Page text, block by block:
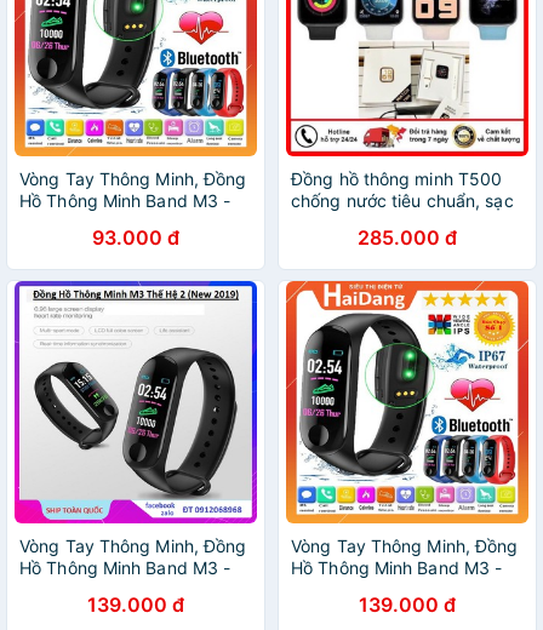
Vòng Tay Thông Minh, Đồng
Hồ Thông Minh Band M3 -
93.000 đ
Đồng hồ thông minh T500
chống nước tiêu chuẩn, sạc
285.000 đ
Vòng Tay Thông Minh, Đồng
Hồ Thông Minh Band M3 -
139.000 đ
Vòng Tay Thông Minh, Đồng
Hồ Thông Minh Band M3 -
139.000 đ